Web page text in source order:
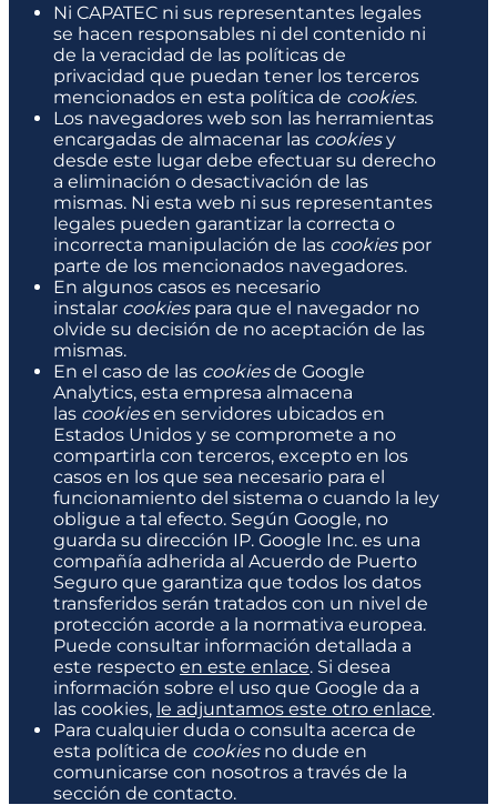
Ni CAPATEC ni sus representantes legales
se hacen responsables ni del contenido ni
de la veracidad de las políticas de
privacidad que puedan tener los terceros
mencionados en esta política de cookies.
Los navegadores web son las herramientas
encargadas de almacenar las cookiesy
desde este lugar debe efectuar su derecho
a eliminación o desactivación de las
mismas. Ni esta web ni sus representantes
legales pueden garantizar la correcta o
incorrecta manipulación de las cookiespor
parte de los mencionados navegadores.
En algunos casos es necesario
instalar cookiespara que el navegador no
olvide su decisión de no aceptación de las
mismas.
En el caso de las cookiesde Google
Analytics, esta empresa almacena
las cookiesen servidores ubicados en
Estados Unidos y se compromete a no
compartirla con terceros, excepto en los
casos en los que sea necesario para el
funcionamiento del sistema o cuando la ley
obligue a tal efecto. Según Google, no
guarda su dirección IP. Google Inc. es una
compañía adherida al Acuerdo de Puerto
Seguro que garantiza que todos los datos
transferidos serán tratados con un nivel de
protección acorde a la normativa europea.
Puede consultar información detallada a
este respecto en este enlace. Si desea
información sobre el uso que Google da a
las cookies, le adjuntamos este otro enlace.
Para cualquier duda o consulta acerca de
esta política de cookiesno dude en
comunicarse con nosotros a través de la
sección de contacto.